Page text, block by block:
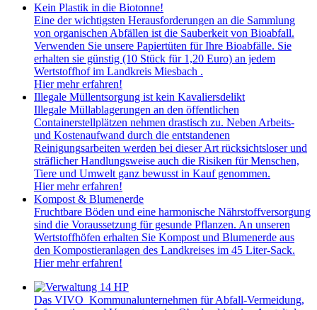
Kein Plastik in die Biotonne!
Eine der wichtigsten Herausforderungen an die Sammlung
von organischen Abfällen ist die Sauberkeit von Bioabfall.
Verwenden Sie unsere Papiertüten für Ihre Bioabfälle. Sie
erhalten sie günstig (10 Stück für 1,20 Euro) an jedem
Wertstoffhof im Landkreis Miesbach .
Hier mehr erfahren!
Illegale Müllentsorgung ist kein Kavaliersdelikt
Illegale Müllablagerungen an den öffentlichen
Containerstellplätzen nehmen drastisch zu. Neben Arbeits-
und Kostenaufwand durch die entstandenen
Reinigungsarbeiten werden bei dieser Art rücksichtsloser und
sträflicher Handlungsweise auch die Risiken für Menschen,
Tiere und Umwelt ganz bewusst in Kauf genommen.
Hier mehr erfahren!
Kompost & Blumenerde
Fruchtbare Böden und eine harmonische Nährstoffversorgung
sind die Voraussetzung für gesunde Pflanzen. An unseren
Wertstoffhöfen erhalten Sie Kompost und Blumenerde aus
den Kompostieranlagen des Landkreises im 45 Liter-Sack.
Hier mehr erfahren!
Das VIVO Kommunalunternehmen für Abfall-Vermeidung,